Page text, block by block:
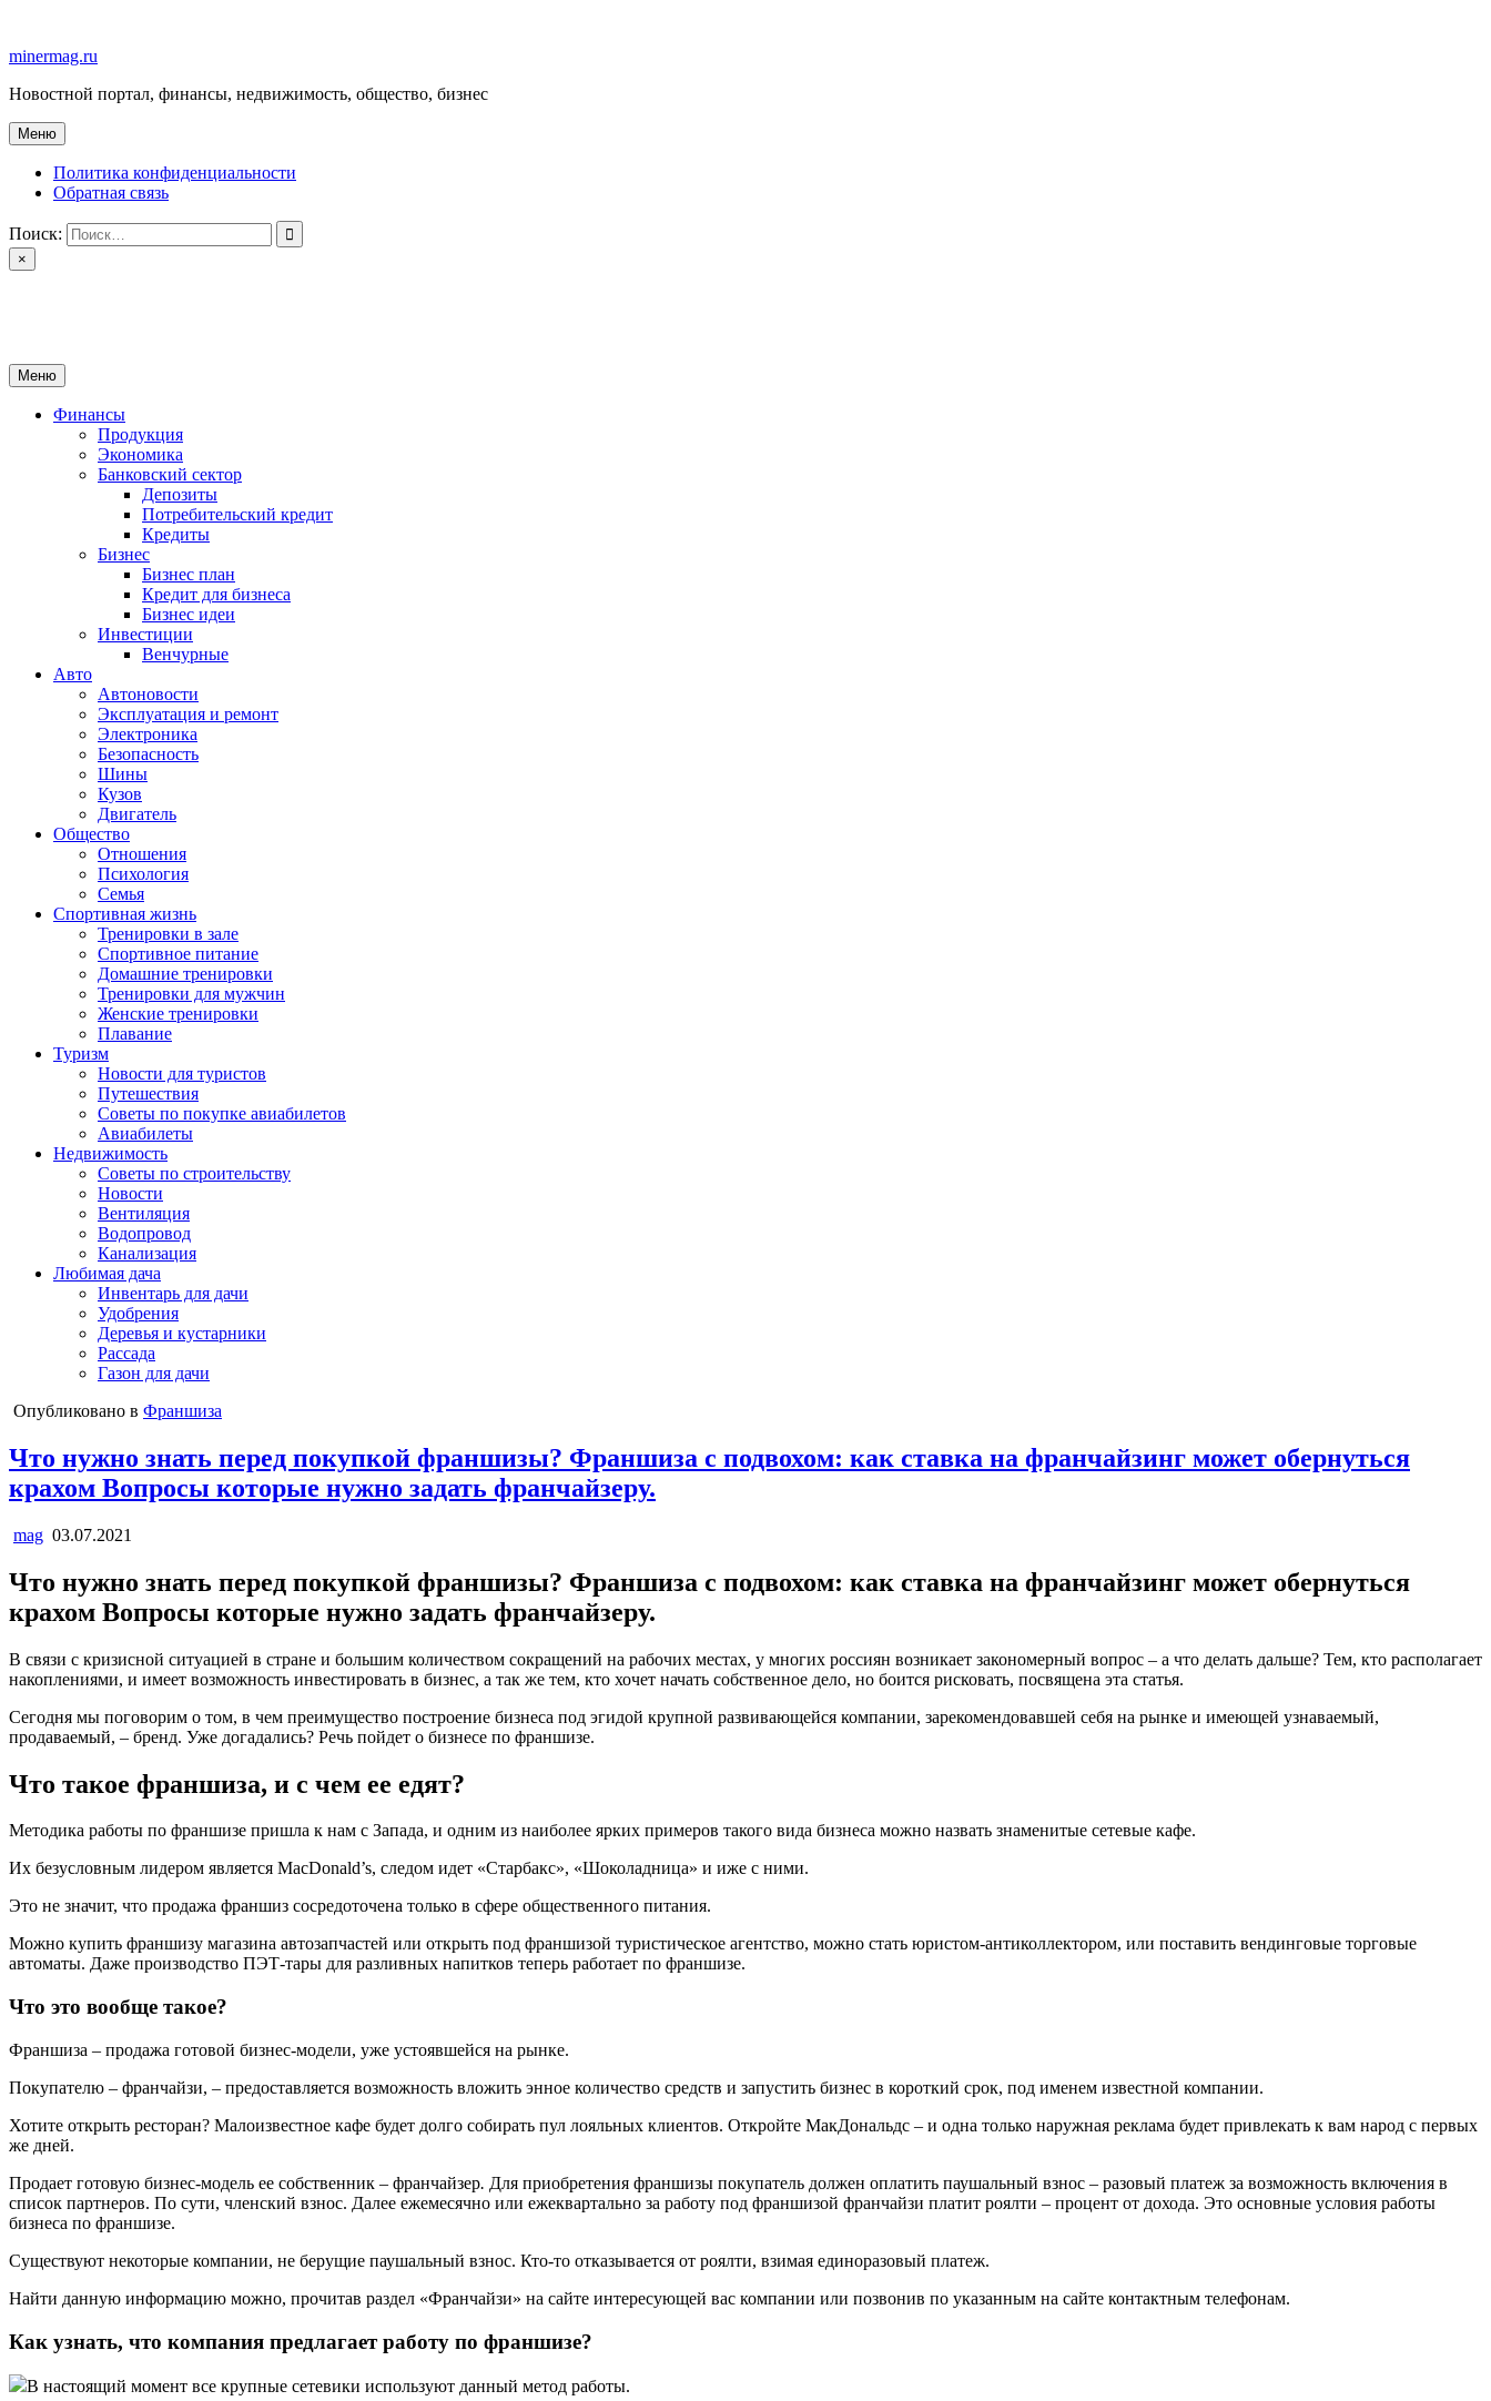
содержимому
minermag.ru
Новостной портал, финансы, недвижимость, общество, бизнес
Меню
Политика конфиденциальности
Обратная связь
Поиск:
×
Меню
Финансы
Продукция
Экономика
Банковский сектор
Депозиты
Потребительский кредит
Кредиты
Бизнес
Бизнес план
Кредит для бизнеса
Бизнес идеи
Инвестиции
Венчурные
Авто
Автоновости
Эксплуатация и ремонт
Электроника
Безопасность
Шины
Кузов
Двигатель
Общество
Отношения
Психология
Семья
Спортивная жизнь
Тренировки в зале
Спортивное питание
Домашние тренировки
Тренировки для мужчин
Женские тренировки
Плавание
Туризм
Новости для туристов
Путешествия
Советы по покупке авиабилетов
Авиабилеты
Недвижимость
Советы по строительству
Новости
Вентиляция
Водопровод
Канализация
Любимая дача
Инвентарь для дачи
Удобрения
Деревья и кустарники
Рассада
Газон для дачи
Опубликовано в Франшиза
Что нужно знать перед покупкой франшизы? Франшиза с подвохом: как ставка на франчайзинг может обернуться
крахом Вопросы которые нужно задать франчайзеру.
mag 03.07.2021
Что нужно знать перед покупкой франшизы? Франшиза с подвохом: как ставка на франчайзинг может обернуться
крахом Вопросы которые нужно задать франчайзеру.
В связи с кризисной ситуацией в стране и большим количеством сокращений на рабочих местах, у многих россиян возникает закономерный вопрос – а что делать дальше? Тем, кто располагает
накоплениями, и имеет возможность инвестировать в бизнес, а так же тем, кто хочет начать собственное дело, но боится рисковать, посвящена эта статья.
Сегодня мы поговорим о том, в чем преимущество построение бизнеса под эгидой крупной развивающейся компании, зарекомендовавшей себя на рынке и имеющей узнаваемый,
продаваемый, – бренд. Уже догадались? Речь пойдет о бизнесе по франшизе.
Что такое франшиза, и с чем ее едят?
Методика работы по франшизе пришла к нам с Запада, и одним из наиболее ярких примеров такого вида бизнеса можно назвать знаменитые сетевые кафе.
Их безусловным лидером является MacDonald’s, следом идет «Старбакс», «Шоколадница» и иже с ними.
Это не значит, что продажа франшиз сосредоточена только в сфере общественного питания.
Можно купить франшизу магазина автозапчастей или открыть под франшизой туристическое агентство, можно стать юристом-антиколлектором, или поставить вендинговые торговые
автоматы. Даже производство ПЭТ-тары для разливных напитков теперь работает по франшизе.
Что это вообще такое?
Франшиза – продажа готовой бизнес-модели, уже устоявшейся на рынке.
Покупателю – франчайзи, – предоставляется возможность вложить энное количество средств и запустить бизнес в короткий срок, под именем известной компании.
Хотите открыть ресторан? Малоизвестное кафе будет долго собирать пул лояльных клиентов. Откройте МакДональдс – и одна только наружная реклама будет привлекать к вам народ с первых
же дней.
Продает готовую бизнес-модель ее собственник – франчайзер. Для приобретения франшизы покупатель должен оплатить паушальный взнос – разовый платеж за возможность включения в
список партнеров. По сути, членский взнос. Далее ежемесячно или ежеквартально за работу под франшизой франчайзи платит роялти – процент от дохода. Это основные условия работы
бизнеса по франшизе.
Существуют некоторые компании, не берущие паушальный взнос. Кто-то отказывается от роялти, взимая единоразовый платеж.
Найти данную информацию можно, прочитав раздел «Франчайзи» на сайте интересующей вас компании или позвонив по указанным на сайте контактным телефонам.
Как узнать, что компания предлагает работу по франшизе?
В настоящий момент все крупные сетевики используют данный метод работы.